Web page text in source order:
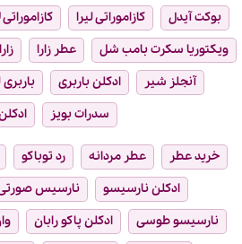
بوکت آیدل
کازاموراتی لیرا
ویکتوریا سکرت بامب شل
عطر زارا
آنجلز شیر
ادکلن باربری
سدرات بویز
خرید عطر عطر مردانه رد توباکو
ادکلن نارسیسو
نارسیس
نارسیسو طوسی
ادکلن پاکو رابان